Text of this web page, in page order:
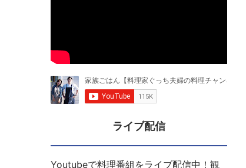
ライブ配信
Youtubeで料理番組をライブ配信中！観